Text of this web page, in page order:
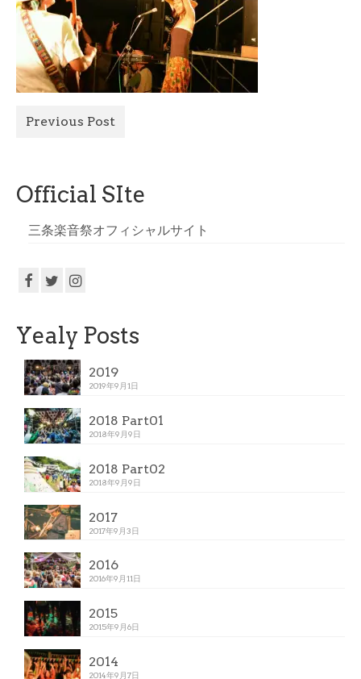
Previous Post
Official SIte
三条楽音祭オフィシャルサイト
Yealy Posts
2019
2019年9月1日
2018 Part01
2018年9月9日
2018 Part02
2018年9月9日
2017
2017年9月3日
2016
2016年9月11日
2015
2015年9月6日
2014
2014年9月7日